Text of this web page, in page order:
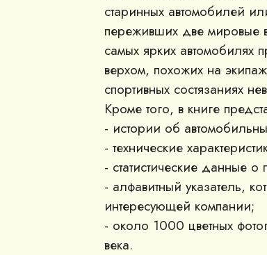
старинных автомобилей
переживших две мировые
самых ярких автомобилях
верхом, похожих на
спортивных состязаниях
Кроме того, в книге
- истории об
- технические
- статистические данные о
- алфавитный указатель,
интересующей компании;
- около 1000 цветных
века.